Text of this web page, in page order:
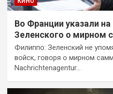
Во Франции указали
Зеленского о мирном
Филиппо: Зеленский не
войск, говоря о мирном
Nachrichtenagentur…